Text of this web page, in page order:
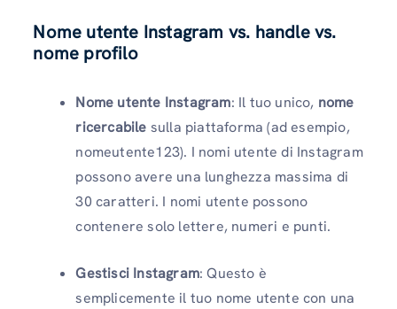
Nome utente Instagram vs. handle vs.
nome profilo
Nome utente Instagram: Il tuo unico, nome
ricercabile sulla piattaforma (ad esempio,
nomeutente123). I nomi utente di Instagram
possono avere una lunghezza massima di
30 caratteri. I nomi utente possono
contenere solo lettere, numeri e punti.
Gestisci Instagram: Questo è
semplicemente il tuo nome utente con una